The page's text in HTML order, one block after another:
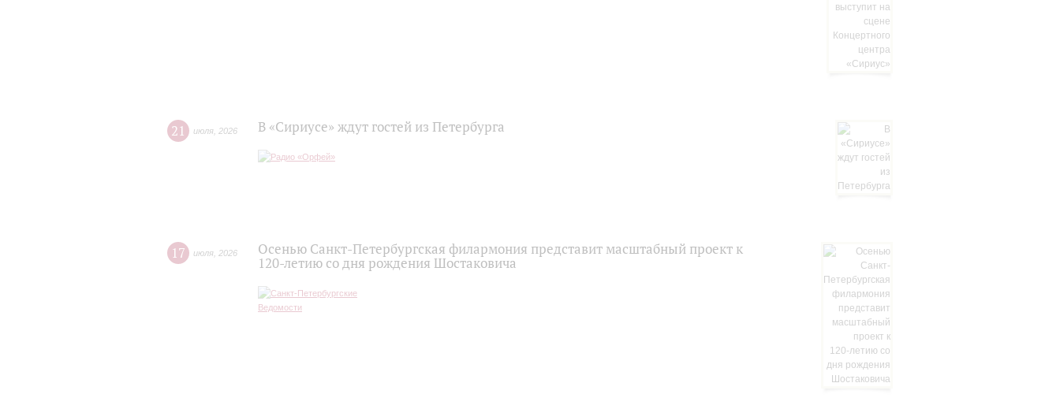
21 июля 2026 В «Сириусе» ждут гостей из Петербурга
17 июля 2026
Осенью Санкт-Петербургская филармония представит масштабный проект к
120‑летию со дня рождения Шостаковича